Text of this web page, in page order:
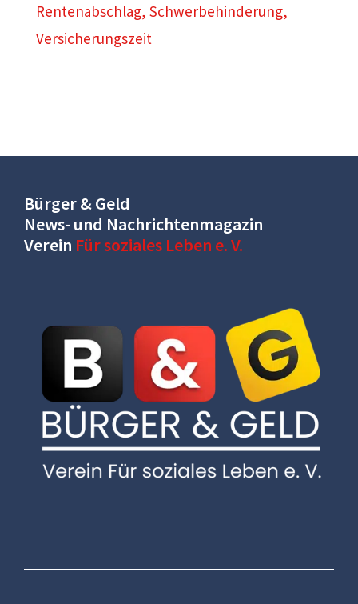
Rentenabschlag, Schwerbehinderung,
Versicherungszeit
Bürger & Geld
News- und Nachrichtenmagazin
Verein Für soziales Leben e. V.